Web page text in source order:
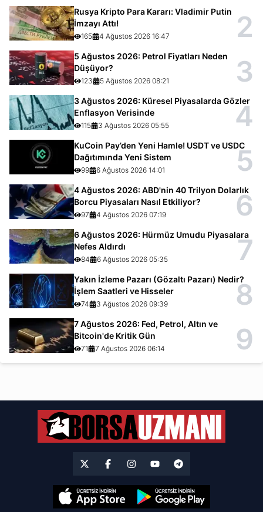
Rusya Kripto Para Kararı: Vladimir Putin
İmzayı Attı!
165 4 Ağustos 2026 16:47 2
5 Ağustos 2026: Petrol Fiyatları Neden
Düşüyor?
123 5 Ağustos 2026 08:21 3
3 Ağustos 2026: Küresel Piyasalarda Gözler
Enflasyon Verisinde
115 3 Ağustos 2026 05:55 4
KuCoin Pay’den Yeni Hamle! USDT ve USDC
Dağıtımında Yeni Sistem
99 6 Ağustos 2026 14:01 5
4 Ağustos 2026: ABD'nin 40 Trilyon Dolarlık
Borcu Piyasaları Nasıl Etkiliyor?
97 4 Ağustos 2026 07:19 6
6 Ağustos 2026: Hürmüz Umudu Piyasalara
Nefes Aldırdı
84 6 Ağustos 2026 05:35 7
Yakın İzleme Pazarı (Gözaltı Pazarı) Nedir?
İşlem Saatleri ve Hisseler
74 3 Ağustos 2026 09:39 8
7 Ağustos 2026: Fed, Petrol, Altın ve
Bitcoin'de Kritik Gün
71 7 Ağustos 2026 06:14 9